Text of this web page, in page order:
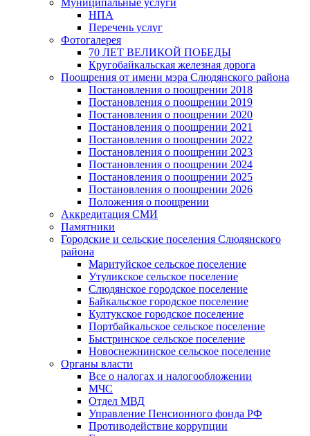
Муниципальные услуги
НПА
Перечень услуг
Фотогалерея
70 ЛЕТ ВЕЛИКОЙ ПОБЕДЫ
Кругобайкальская железная дорога
Поощрения от имени мэра Слюдянского района
Постановления о поощрении 2018
Постановления о поощрении 2019
Постановления о поощрении 2020
Постановления о поощрении 2021
Постановления о поощрении 2022
Постановления о поощрении 2023
Постановления о поощрении 2024
Постановления о поощрении 2025
Постановления о поощрении 2026
Положения о поощрении
Аккредитация СМИ
Памятники
Городские и сельские поселения Слюдянского
района
Маритуйское сельское поселение
Утуликское сельское поселение
Слюдянское городское поселение
Байкальское городское поселение
Култукское городское поселение
Портбайкальское сельское поселение
Быстринское сельское поселение
Новоснежнинское сельское поселение
Органы власти
Все о налогах и налогообложении
МЧС
Отдел МВД
Управление Пенсионного фонда РФ
Противодействие коррупции